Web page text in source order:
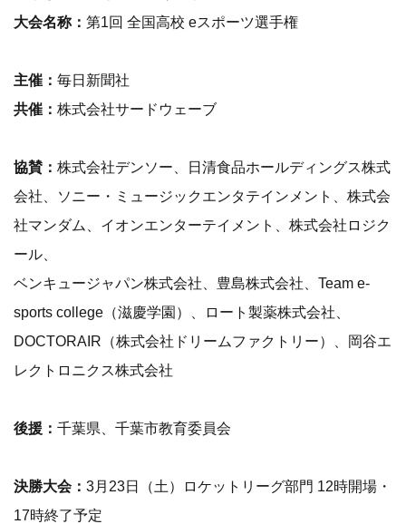
大会名称： 第1回 全国高校 eスポーツ選手権
主催： 毎日新聞社
共催： 株式会社サードウェーブ
協賛： 株式会社デンソー、日清食品ホールディングス株式
会社、ソニー・ミュージックエンタテインメント、株式会
社マンダム、イオンエンターテイメント、株式会社ロジク
ール、
ベンキュージャパン株式会社、豊島株式会社、Team e-
sports college（滋慶学園）、ロート製薬株式会社、
DOCTORAIR（株式会社ドリームファクトリー）、岡谷エ
レクトロニクス株式会社
後援： 千葉県、千葉市教育委員会
決勝大会： 3月23日（土）ロケットリーグ部門 12時開場・
17時終了予定